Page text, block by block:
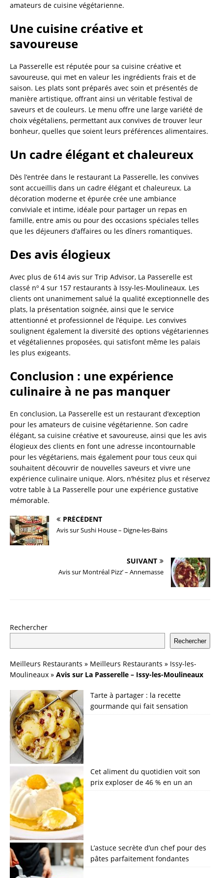
amateurs de cuisine végétarienne.
Une cuisine créative et
savoureuse
La Passerelle est réputée pour sa cuisine créative et
savoureuse, qui met en valeur les ingrédients frais et de
saison. Les plats sont préparés avec soin et présentés de
manière artistique, offrant ainsi un véritable festival de
saveurs et de couleurs. Le menu offre une large variété de
choix végétaliens, permettant aux convives de trouver leur
bonheur, quelles que soient leurs préférences alimentaires.
Un cadre élégant et chaleureux
Dès l’entrée dans le restaurant La Passerelle, les convives
sont accueillis dans un cadre élégant et chaleureux. La
décoration moderne et épurée crée une ambiance
conviviale et intime, idéale pour partager un repas en
famille, entre amis ou pour des occasions spéciales telles
que les déjeuners d’affaires ou les dîners romantiques.
Des avis élogieux
Avec plus de 614 avis sur Trip Advisor, La Passerelle est
classé nº 4 sur 157 restaurants à Issy-les-Moulineaux. Les
clients ont unanimement salué la qualité exceptionnelle des
plats, la présentation soignée, ainsi que le service
attentionné et professionnel de l’équipe. Les convives
soulignent également la diversité des options végétariennes
et végétaliennes proposées, qui satisfont même les palais
les plus exigeants.
Conclusion : une expérience
culinaire à ne pas manquer
En conclusion, La Passerelle est un restaurant d’exception
pour les amateurs de cuisine végétarienne. Son cadre
élégant, sa cuisine créative et savoureuse, ainsi que les avis
élogieux des clients en font une adresse incontournable
pour les végétariens, mais également pour tous ceux qui
souhaitent découvrir de nouvelles saveurs et vivre une
expérience culinaire unique. Alors, n’hésitez plus et réservez
votre table à La Passerelle pour une expérience gustative
mémorable.
PRÉCÉDENT
Avis sur Sushi House – Digne-les-Bains
SUIVANT
Avis sur Montréal Pizz’ – Annemasse
Rechercher
Rechercher
Meilleurs Restaurants » Meilleurs Restaurants » Issy-les-
Moulineaux » Avis sur La Passerelle – Issy-les-Moulineaux
Tarte à partager : la recette
gourmande qui fait sensation
Cet aliment du quotidien voit son
prix exploser de 46 % en un an
L’astuce secrète d’un chef pour des
pâtes parfaitement fondantes